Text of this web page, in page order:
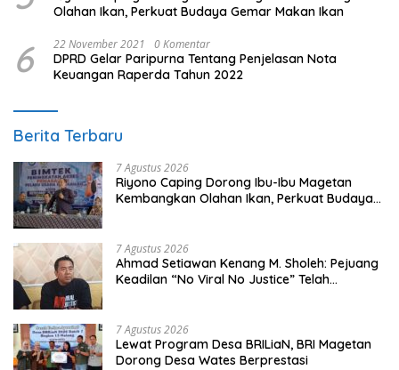
Olahan Ikan, Perkuat Budaya Gemar Makan Ikan
6 22 November 2021 0 Komentar
DPRD Gelar Paripurna Tentang Penjelasan Nota
Keuangan Raperda Tahun 2022
Berita Terbaru
7 Agustus 2026
Riyono Caping Dorong Ibu-Ibu Magetan
Kembangkan Olahan Ikan, Perkuat Budaya
7 Agustus 2026
Ahmad Setiawan Kenang M. Sholeh: Pejuang
Keadilan “No Viral No Justice” Telah
7 Agustus 2026
Lewat Program Desa BRILiaN, BRI Magetan
Dorong Desa Wates Berprestasi